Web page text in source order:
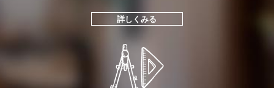
詳しくみる